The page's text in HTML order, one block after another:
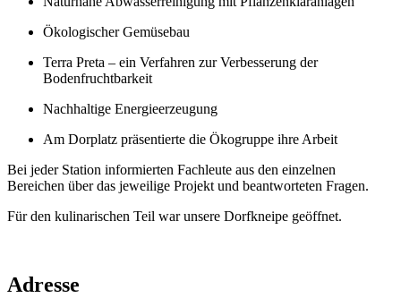
Ökologischer Gemüsebau
Terra Preta – ein Verfahren zur Verbesserung der
Bodenfruchtbarkeit
Nachhaltige Energieerzeugung
Am Dorplatz präsentierte die Ökogruppe ihre Arbeit
Bei jeder Station informierten Fachleute aus den einzelnen
Bereichen über das jeweilige Projekt und beantworteten Fragen.
Für den kulinarischen Teil war unsere Dorfkneipe geöffnet.
Adresse